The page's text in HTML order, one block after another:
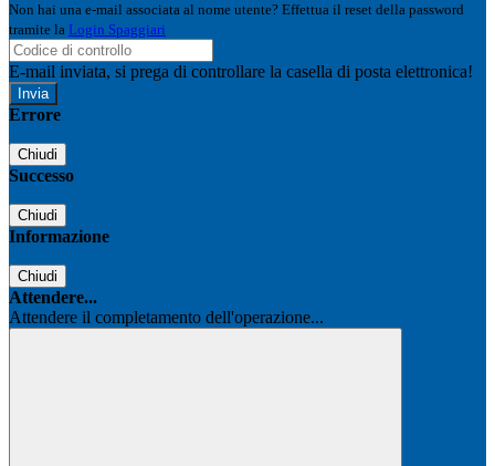
Non hai una e-mail associata al nome utente? Effettua il reset della password
tramite la Login Spaggiari
E-mail inviata, si prega di controllare la casella di posta elettronica!
Errore
Chiudi
Successo
Chiudi
Informazione
Chiudi
Attendere...
Attendere il completamento dell'operazione...